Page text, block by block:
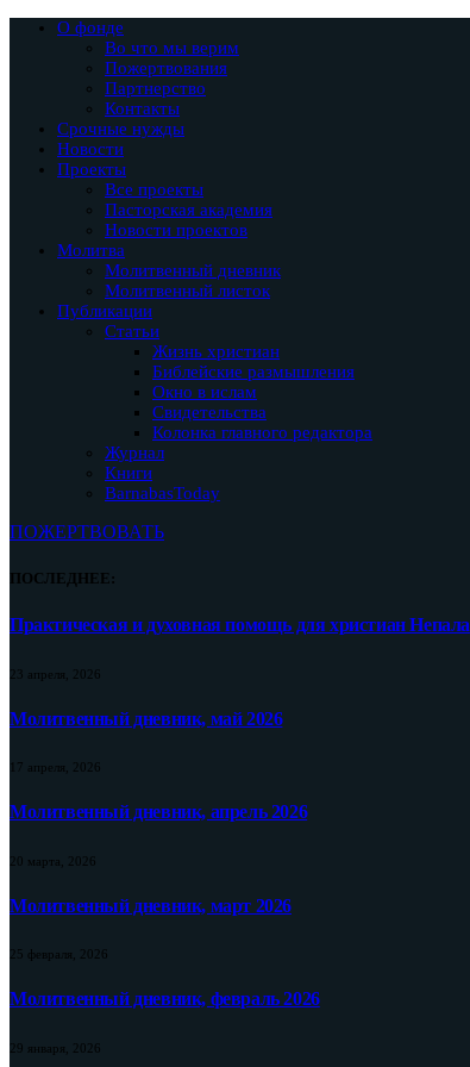
О фонде
Во что мы верим
Пожертвования
Партнерство
Контакты
Срочные нужды
Новости
Проекты
Все проекты
Пасторская академия
Новости проектов
Молитва
Молитвенный дневник
Молитвенный листок
Публикации
Статьи
Жизнь христиан
Библейские размышления
Окно в ислам
Свидетельства
Колонка главного редактора
Журнал
Книги
BarnabasToday
ПОЖЕРТВОВАТЬ
ПОСЛЕДНЕЕ:
Практическая и духовная помощь для христиан Непала
23 апреля, 2026
Молитвенный дневник, май 2026
17 апреля, 2026
Молитвенный дневник, апрель 2026
20 марта, 2026
Молитвенный дневник, март 2026
25 февраля, 2026
Молитвенный дневник, февраль 2026
29 января, 2026